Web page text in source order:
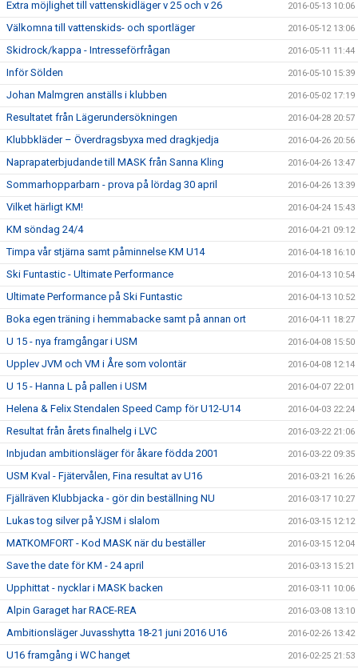
Extra möjlighet till vattenskidläger v 25 och v 26 2016-05-13 10:06
Välkomna till vattenskids- och sportläger 2016-05-12 13:06
Skidrock/kappa - Intresseförfrågan 2016-05-11 11:44
Inför Sölden 2016-05-10 15:39
Johan Malmgren anställs i klubben 2016-05-02 17:19
Resultatet från Lägerundersökningen 2016-04-28 20:57
Klubbkläder – Överdragsbyxa med dragkjedja 2016-04-26 20:56
Naprapaterbjudande till MASK från Sanna Kling 2016-04-26 13:47
Sommarhopparbarn - prova på lördag 30 april 2016-04-26 13:39
Vilket härligt KM! 2016-04-24 15:43
KM söndag 24/4 2016-04-21 09:12
Timpa vår stjärna samt påminnelse KM U14 2016-04-18 16:10
Ski Funtastic - Ultimate Performance 2016-04-13 10:54
Ultimate Performance på Ski Funtastic 2016-04-13 10:52
Boka egen träning i hemmabacke samt på annan ort 2016-04-11 18:27
U 15 - nya framgångar i USM 2016-04-08 15:50
Upplev JVM och VM i Åre som volontär 2016-04-08 12:14
U 15 - Hanna L på pallen i USM 2016-04-07 22:01
Helena & Felix Stendalen Speed Camp för U12-U14 2016-04-03 22:24
Resultat från årets finalhelg i LVC 2016-03-22 21:06
Inbjudan ambitionsläger för åkare födda 2001 2016-03-22 09:35
USM Kval - Fjätervålen, Fina resultat av U16 2016-03-21 16:26
Fjällräven Klubbjacka - gör din beställning NU 2016-03-17 10:27
Lukas tog silver på YJSM i slalom 2016-03-15 12:12
MATKOMFORT - Kod MASK när du beställer 2016-03-15 12:04
Save the date för KM - 24 april 2016-03-13 15:21
Upphittat - nycklar i MASK backen 2016-03-11 10:06
Alpin Garaget har RACE-REA 2016-03-08 13:10
Ambitionsläger Juvasshytta 18-21 juni 2016 U16 2016-02-26 13:42
U16 framgång i WC hanget 2016-02-25 21:53